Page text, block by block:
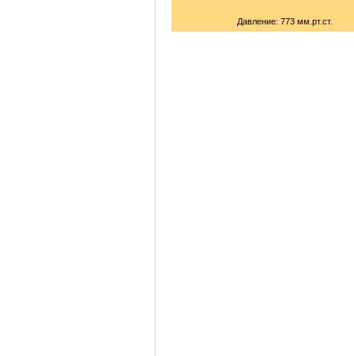
Давление: 773 мм.рт.ст.